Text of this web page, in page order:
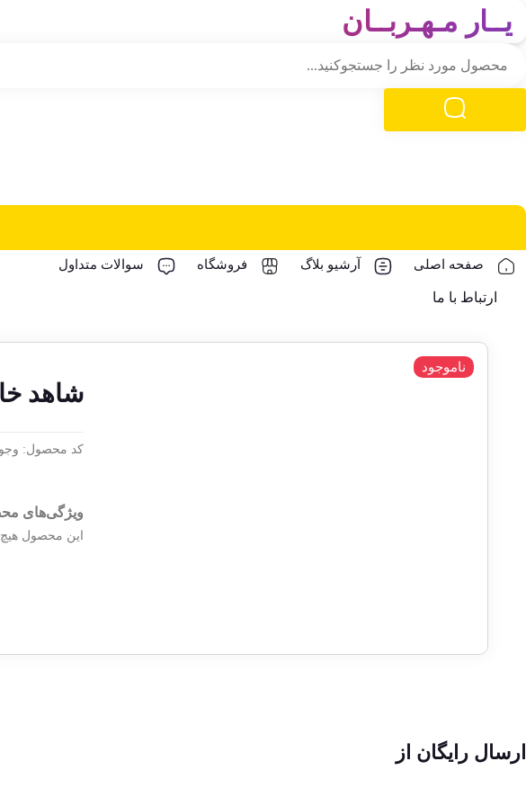
یــار مـهـربــان
صفحه اصلی آرشیو بلاگ فروشگاه سوالات متداول
ارتباط با ما
شاهد
کد محصول:
ویژگی‌های
این محصول هیچ
ناموجود
ارسال رایگان از